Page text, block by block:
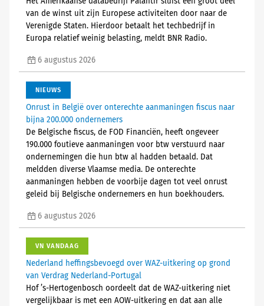
van de winst uit zijn Europese activiteiten door naar de
Verenigde Staten. Hierdoor betaalt het techbedrijf in
Europa relatief weinig belasting, meldt BNR Radio.
6 augustus 2026
NIEUWS
Onrust in België over onterechte aanmaningen fiscus naar
bijna 200.000 ondernemers
De Belgische fiscus, de FOD Financiën, heeft ongeveer
190.000 foutieve aanmaningen voor btw verstuurd naar
ondernemingen die hun btw al hadden betaald. Dat
meldden diverse Vlaamse media. De onterechte
aanmaningen hebben de voorbije dagen tot veel onrust
geleid bij Belgische ondernemers en hun boekhouders.
6 augustus 2026
VN VANDAAG
Nederland heffingsbevoegd over WAZ-uitkering op grond
van Verdrag Nederland-Portugal
Hof ’s-Hertogenbosch oordeelt dat de WAZ-uitkering niet
vergelijkbaar is met een AOW-uitkering en dat aan alle